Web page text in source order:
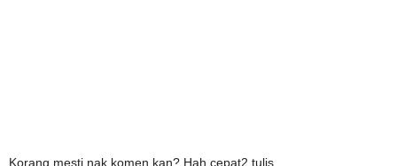
Korang mesti nak komen kan? Hah cepat2 tulis